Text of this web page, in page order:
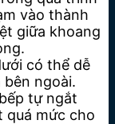
vào thành
giữa khoang
có thể dễ
bên ngoài.
tự ngắt
quá mức cho